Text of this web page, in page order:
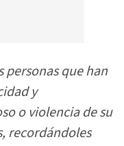
personas que han
y
o violencia de su
recordándoles